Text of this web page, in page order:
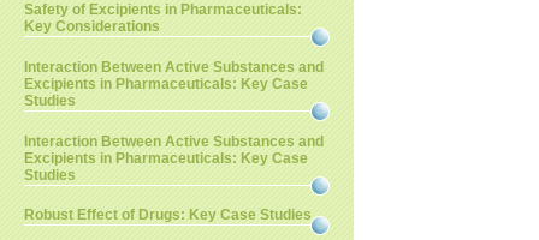
Safety of Excipients in Pharmaceuticals:
Key Considerations
Interaction Between Active Substances and
Excipients in Pharmaceuticals: Key Case
Studies
Interaction Between Active Substances and
Excipients in Pharmaceuticals: Key Case
Studies
Robust Effect of Drugs: Key Case Studies